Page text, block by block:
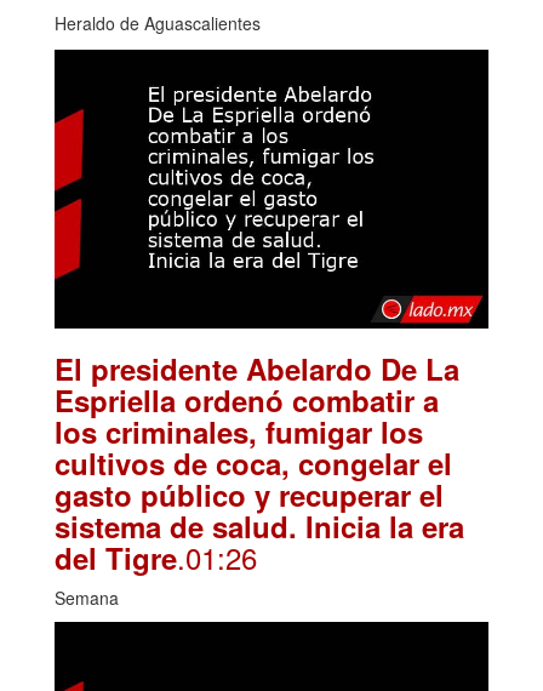
Heraldo de Aguascalientes
El presidente Abelardo De La
Espriella ordenó combatir a
los criminales, fumigar los
cultivos de coca, congelar el
gasto público y recuperar el
sistema de salud. Inicia la era
del Tigre.01:26
Semana